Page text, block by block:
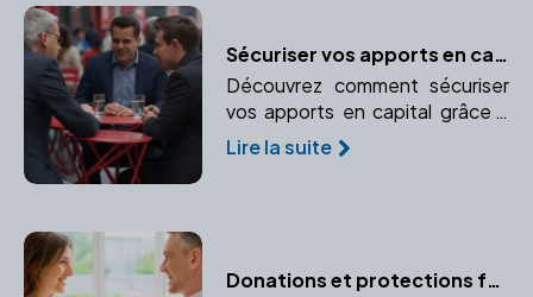
Sécuriser vos apports en capital : l'importance de faire appel à un notaire
Découvrez comment sécuriser
vos apports en capital grâce à
l'expertise d'un notaire.
Apprenez à protéger vos biens
Lire la suite
Donations et protections familiales : les conseils du notaire